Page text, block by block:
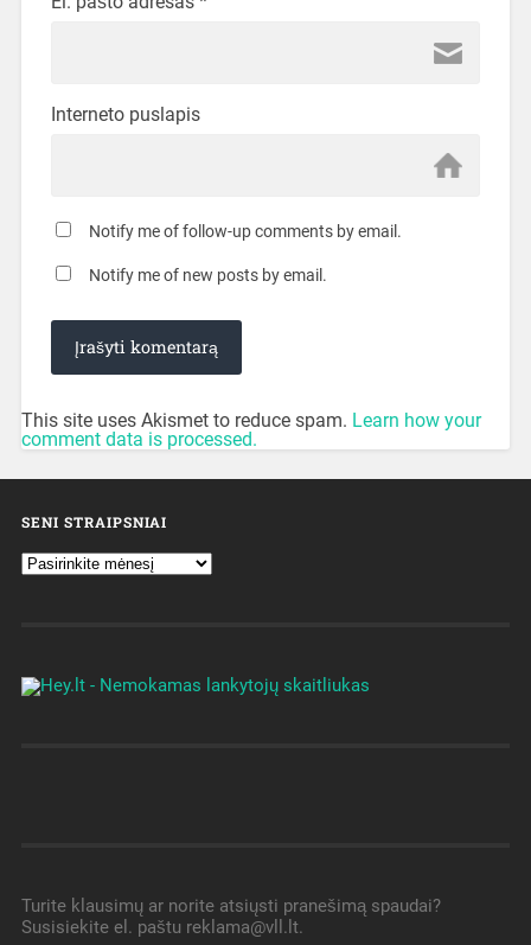
Interneto puslapis
Notify me of follow-up comments by email.
Notify me of new posts by email.
This site uses Akismet to reduce spam. Learn how your
comment data is processed.
SENI STRAIPSNIAI
Turite klausimų ar norite atsiųsti pranešimą spaudai?
Susisiekite el. paštu reklama@vll.lt.